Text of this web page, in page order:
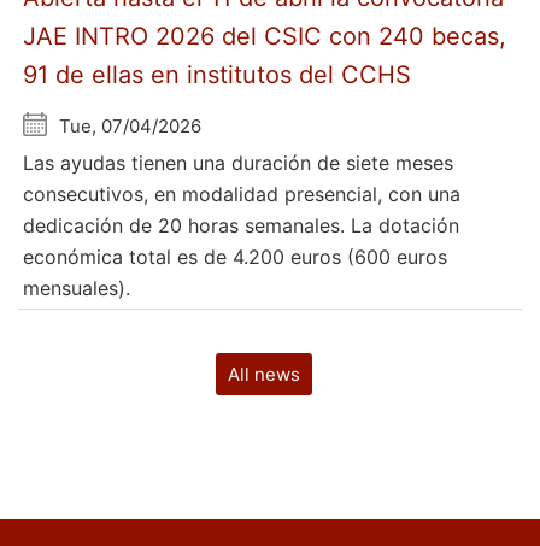
JAE INTRO 2026 del CSIC con 240 becas,
91 de ellas en institutos del CCHS
Tue, 07/04/2026
Las ayudas tienen una duración de siete meses
consecutivos, en modalidad presencial, con una
dedicación de 20 horas semanales. La dotación
económica total es de 4.200 euros (600 euros
mensuales).
All news